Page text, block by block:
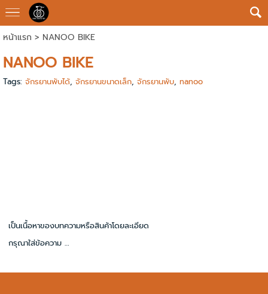
หน้าแรก > NANOO BIKE
NANOO BIKE
Tags: จักรยานพับได้, จักรยานขนาดเล็ก, จักรยานพับ, nanoo
เป็นเนื้อหาของบทความหรือสินค้าโดยละเอียด
กรุณาใส่ข้อความ …